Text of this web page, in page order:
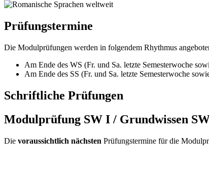
Prüfungstermine
Die Modulprüfungen werden in folgendem Rhythmus
Am Ende des WS (Fr. und Sa. letzte Semesterwoche
Am Ende des SS (Fr. und Sa. letzte Semesterwoche
Schriftliche Prüfungen
Modulprüfung SW I / Grundwissen
Die voraussichtlich nächsten Prüfungstermine für die